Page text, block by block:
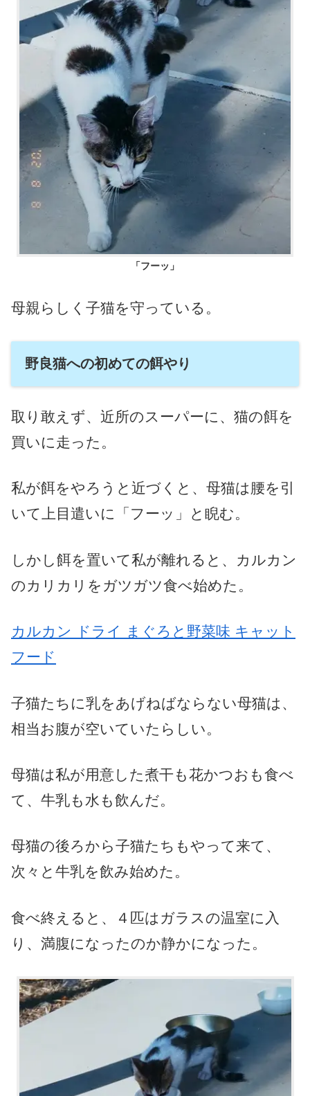
「フーッ」
母親らしく子猫を守っている。
野良猫への初めての餌やり
取り敢えず、近所のスーパーに、猫の餌を
買いに走った。
私が餌をやろうと近づくと、母猫は腰を引
いて上目遣いに「フーッ」と睨む。
しかし餌を置いて私が離れると、カルカン
のカリカリをガツガツ食べ始めた。
カルカン ドライ まぐろと野菜味 キャット
フード
子猫たちに乳をあげねばならない母猫は、
相当お腹が空いていたらしい。
母猫は私が用意した煮干も花かつおも食べ
て、牛乳も水も飲んだ。
母猫の後ろから子猫たちもやって来て、
次々と牛乳を飲み始めた。
食べ終えると、４匹はガラスの温室に入
り、満腹になったのか静かになった。